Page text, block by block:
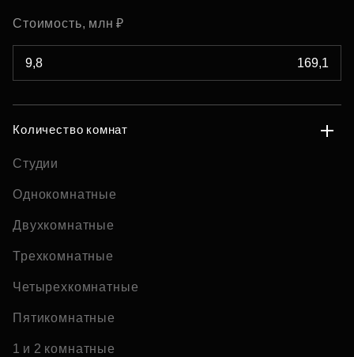
Стоимость, млн ₽
Количество комнат
Студии
Однокомнатные
Двухкомнатные
Трехкомнатные
Четырехкомнатные
Пятикомнатные
1 и 2 комнатные